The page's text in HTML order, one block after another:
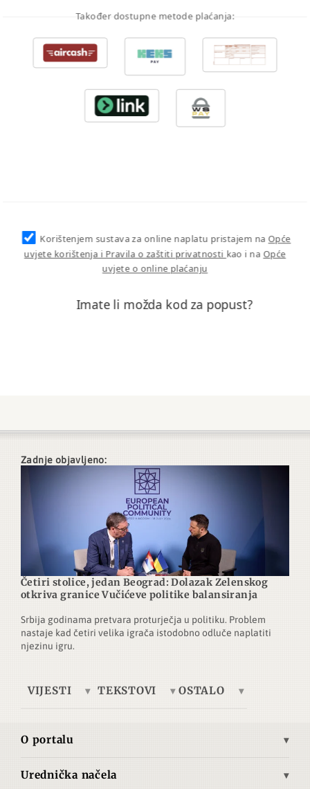
Također dostupne metode plaćanja:
Korištenjem sustava za online naplatu pristajem na Opće
uvjete korištenja i Pravila o zaštiti privatnosti kao i na Opće
uvjete o online plaćanju
Imate li možda kod za popust?
Zadnje objavljeno:
Četiri stolice, jedan Beograd: Dolazak Zelenskog
otkriva granice Vučićeve politike balansiranja
Srbija godinama pretvara proturječja u politiku. Problem
nastaje kad četiri velika igrača istodobno odluče naplatiti
njezinu igru.
VIJESTI
Azija
Bliski istok
TEKSTOVI
Povijest
OSTALO
O portalu
Povijest Advance.hr
Urednička načela